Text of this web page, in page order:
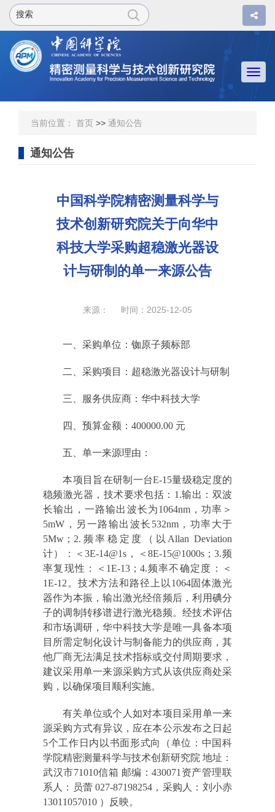
当前位置： 首页 >> 通知公告
通知公告
中国科学院精密测量科学与
技术创新研究院关于向华中
科技大学采购超稳激光器设
计与研制的单一来源公告
来源： 时间：2025-12-05
一、采购单位：铷原子频标部
二、采购项目：超稳激光器设计与研制
三、服务供应商：华中科技大学
四、预算金额：400000.00 元
五、单一来源理由：
本项目旨在研制一台E-15量级稳定度的
稳频激光器，技术要求包括：1.输出：双波
长输出，一路输出波长为1064nm，功率＞
5mW，另一路输出波长532nm，功率大于
5Mw；2.频率稳定度（以Allan Deviation
计）：＜3E-14@1s，＜8E-15@1000s；3.频
率复现性：＜1E-13；4.频率不确定度：＜
1E-12。技术方法和路径上以1064固体激光
器作为本振，输出激光经倍频后，利用碘分
子的调制转移谱进行激光稳频。经技术评估
和市场调研，华中科技大学是唯一具备本项
目所需定制化设计与制备能力的供应商，其
他厂商无法满足技术指标或交付周期要求，
建议采用单一来源采购方式从该供应商处采
购，以确保项目顺利实施。
有关单位或个人如对本项目采用单一来
源采购方式有异议，应在本公示发布之日起
5个工作日内以书面形式向（单位：中国科
学院精密测量科学与技术创新研究院 地址：
武汉市71010信箱 邮编：430071资产管理联
系人：员蕾 027-87198254，采购人：刘小赤
13011057010 ）反映。